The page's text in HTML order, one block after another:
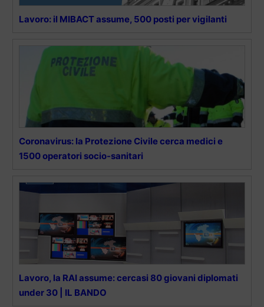
Lavoro: il MIBACT assume, 500 posti per vigilanti
Coronavirus: la Protezione Civile cerca medici e
1500 operatori socio-sanitari
Lavoro, la RAI assume: cercasi 80 giovani diplomati
under 30 | IL BANDO